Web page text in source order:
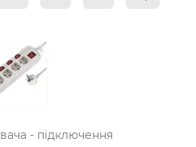
- підключення